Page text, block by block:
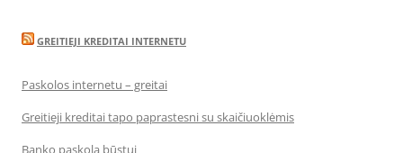
GREITIEJI KREDITAI INTERNETU
Paskolos internetu – greitai
Greitieji kreditai tapo paprastesni su skaičiuoklėmis
Banko paskola būstui